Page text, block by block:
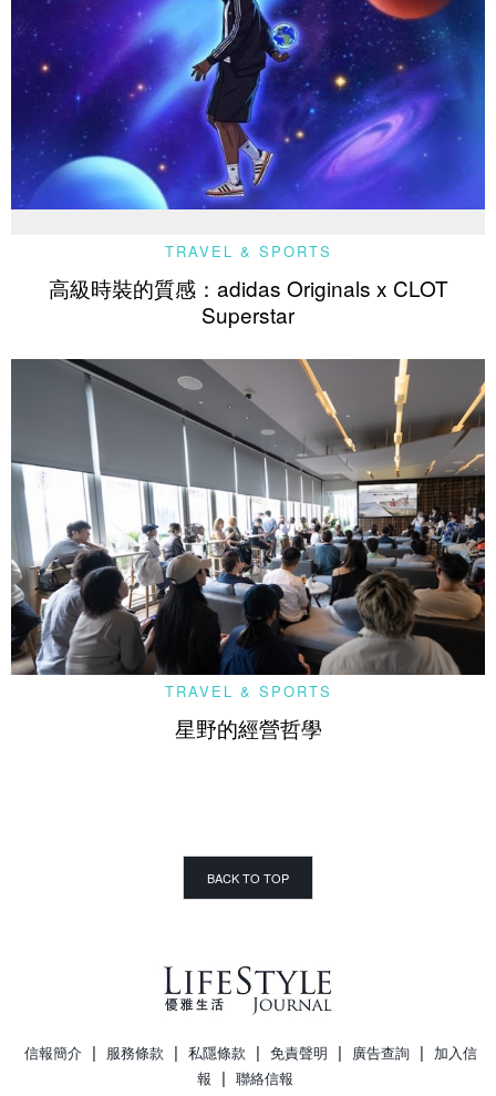
TRAVEL & SPORTS
高級時裝的質感：adidas Originals x CLOT
Superstar
TRAVEL & SPORTS
星野的經營哲學
BACK TO TOP
信報簡介 | 服務條款 | 私隱條款 | 免責聲明 | 廣告查詢 | 加入信
報 | 聯絡信報